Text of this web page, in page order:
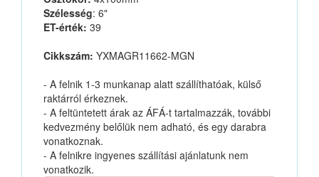
Szélesség: 6"
ET-érték: 39
Cikkszám: YXMAGR11662-MGN
- A felnik 1-3 munkanap alatt szállíthatóak, külső
raktárról érkeznek.
- A feltüntetett árak az ÁFÁ-t tartalmazzák, további
kedvezmény belőlük nem adható, és egy darabra
vonatkoznak.
- A felnikre ingyenes szállítási ajánlatunk nem
vonatkozik.